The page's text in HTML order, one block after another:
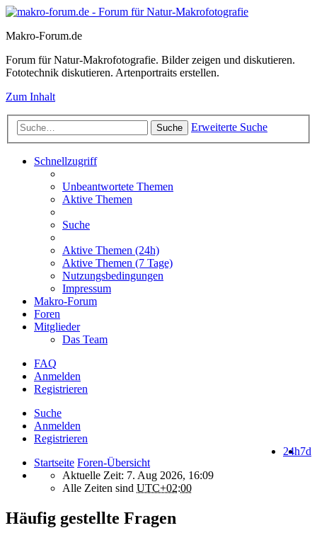
Makro-Forum.de
Forum für Natur-Makrofotografie. Bilder zeigen und diskutieren.
Fototechnik diskutieren. Artenportraits erstellen.
Zum Inhalt
Suche Erweiterte Suche
Schnellzugriff
Unbeantwortete Themen
Aktive Themen
Suche
Aktive Themen (24h)
Aktive Themen (7 Tage)
Nutzungsbedingungen
Impressum
Makro-Forum
Foren
Mitglieder
Das Team
FAQ
Anmelden
Registrieren
Suche
Anmelden
Registrieren
7d
24h
Startseite Foren-Übersicht
Aktuelle Zeit: 7. Aug 2026, 16:09
Alle Zeiten sind UTC+02:00
Häufig gestellte Fragen